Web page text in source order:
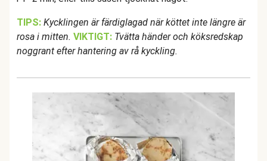
TIPS: Kycklingen är färdiglagad när köttet inte längre är
rosa i mitten. VIKTIGT: Tvätta händer och köksredskap
noggrant efter hantering av rå kyckling.